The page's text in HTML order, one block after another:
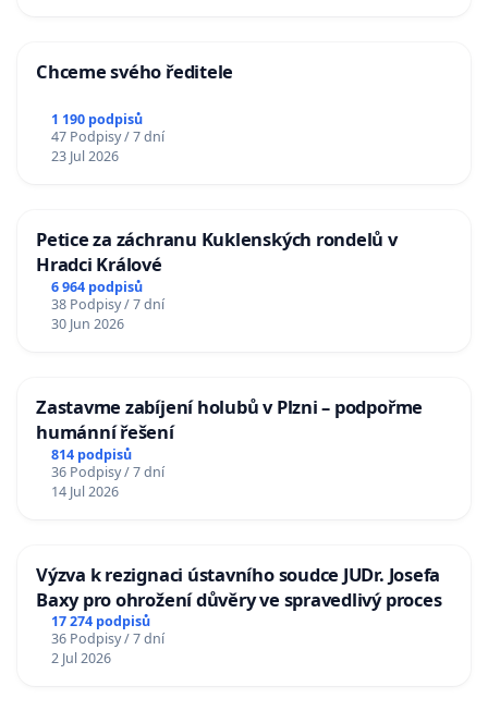
Chceme svého ředitele
1 190 podpisů
47 Podpisy / 7 dní
23 Jul 2026
Petice za záchranu Kuklenských rondelů v
Hradci Králové
6 964 podpisů
38 Podpisy / 7 dní
30 Jun 2026
Zastavme zabíjení holubů v Plzni – podpořme
humánní řešení
814 podpisů
36 Podpisy / 7 dní
14 Jul 2026
Výzva k rezignaci ústavního soudce JUDr. Josefa
Baxy pro ohrožení důvěry ve spravedlivý proces
17 274 podpisů
36 Podpisy / 7 dní
2 Jul 2026